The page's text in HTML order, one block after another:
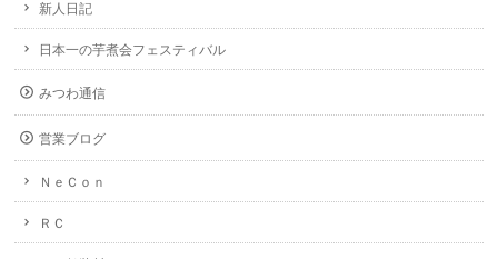
新人日記
日本一の芋煮会フェスティバル
みつわ通信
営業ブログ
ＮｅＣｏｎ
ＲＣ